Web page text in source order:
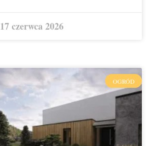
17 czerwca 2026
OGRÓD